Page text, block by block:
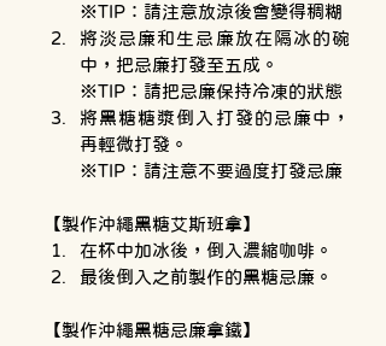
※TIP：請注意放涼後會變得稠糊
將淡忌廉和生忌廉放在隔冰的碗
中，把忌廉打發至五成。
※TIP：請把忌廉保持冷凍的狀態
將黑糖糖漿倒入打發的忌廉中，
再輕微打發。
※TIP：請注意不要過度打發忌廉
【製作沖繩黑糖艾斯班拿】
在杯中加冰後，倒入濃縮咖啡。
最後倒入之前製作的黑糖忌廉。
【製作沖繩黑糖忌廉拿鐵】